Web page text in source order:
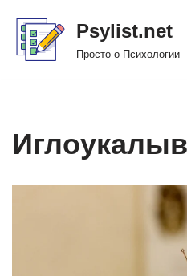
Перейти
Psylist.net
Просто о Психологии